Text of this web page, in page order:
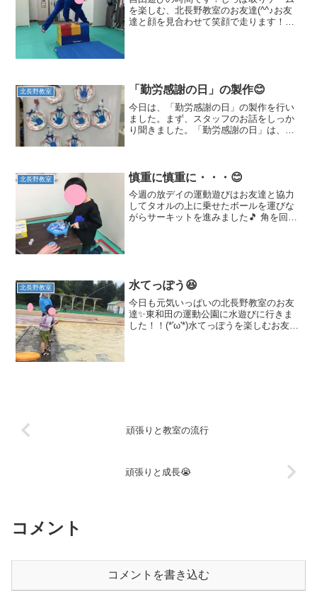
を楽しむ、北長野教室のお友達(^^♪お友
達と顔を見合わせて笑顔で走ります！！
北長野教室 「勤労感謝の日」の製作😊
今日は、「勤労感謝の日」の製作を行い
ました。まず、スタッフのお話をしっか
り聞きました。「勤労感謝の日」は、い
てくれているの？」との質...
北長野教室 慎重に慎重に・・・😊
今週の放デイの運動遊びはお友達と協力
してタオルの上に乗せたボールを運びな
がらサーキットを進みました🎵 角を回る
北長野教室 水てっぽう😆
今日も元気いっぱいの北長野教室のお友
達✨東和田の運動公園に水遊びに行きま
した！！(*'ω'*)水てっぽうを楽しむお友
頑張りと教室の流行
頑張りと成長😭
コメント
コメントを書き込む